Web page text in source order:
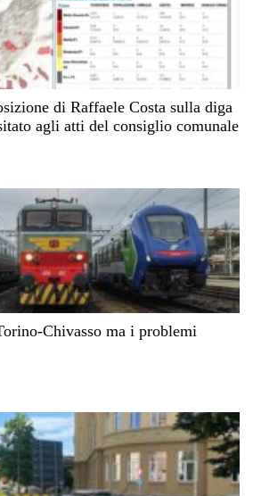
di Raffaele Costa sulla diga
agli atti del consiglio comunale
Chivasso ma i problemi